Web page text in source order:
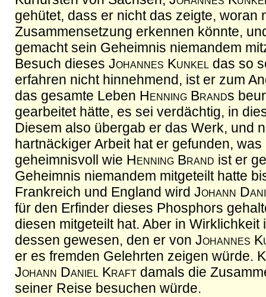
gehütet, dass er nicht das zeigte, woran
Zusammensetzung erkennen könnte,
gemacht sein Geheimnis niemandem
Besuch dieses Johannes Kunkel das so
erfahren nicht hinnehmend, ist er zum
das gesamte Leben Henning Brands
gearbeitet hätte, es sei verdächtig, in
Diesem also übergab er das Werk, und
hartnäckiger Arbeit hat er gefunden,
geheimnisvoll wie Henning Brand ist er
Geheimnis niemandem mitgeteilt hatte
Frankreich und England wird Johann
für den Erfinder dieses Phosphors
diesen mitgeteilt hat. Aber in
dessen gewesen, den er von Johannes
er es fremden Gelehrten zeigen würde.
Johann Daniel Kraft damals die
seiner Reise besuchen würde.